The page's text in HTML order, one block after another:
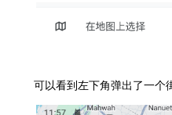
可以看到左下角弹出了一个